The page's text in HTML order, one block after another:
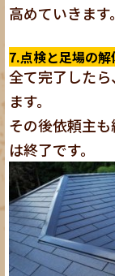
高めていきます。
7.点検と足場の解
全て完了した
ます。
その後依頼主
は終了です。